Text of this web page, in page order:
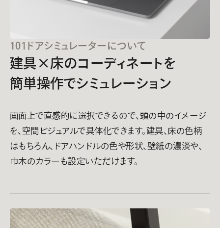
101ドアシミュレーターについて
建具×床のコーディネートを
簡単操作でシミュレーション
画面上で直感的に選択できるので、頭の中のイメージ
を、 空間ビジュアルで具体化できます。 建具、床の色柄
はもちろん、ドアハンドルの色や形状、 壁紙の濃淡や、
巾木のカラーも設定いただけます。